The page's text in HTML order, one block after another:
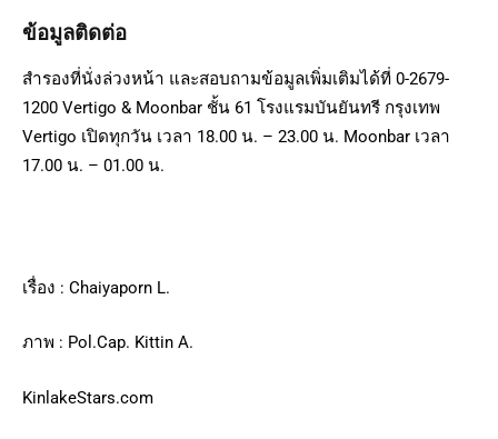
ข้อมูลติดต่อ
สำรองที่นั่งล่วงหน้า และสอบถามข้อมูลเพิ่มเติมได้ที่ 0-2679-
1200 Vertigo & Moonbar ชั้น 61 โรงแรมบันยันทรี กรุงเทพ
Vertigo เปิดทุกวัน เวลา 18.00 น. – 23.00 น. Moonbar เวลา
17.00 น. – 01.00 น.
เรื่อง : Chaiyaporn L.
ภาพ : Pol.Cap. Kittin A.
KinlakeStars.com